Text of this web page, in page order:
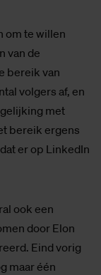
om te willen
van de
bereik van
volgers af, en
met
bereik ergens
er op LinkedIn
ook een
door Elon
Eind vorig
maar één